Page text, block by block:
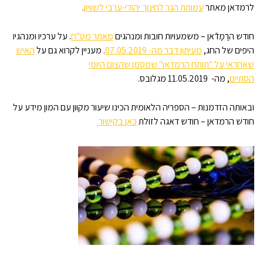
לרמדאן מאתרעמותת הגר לחינוך יהודי-ערבי לשוויון.
חודש הרַמַדֿאן – משמעויות חובות ומנהגיםמאתר מט"ח. על ערכיו ומנהגיו
היפים של החג, מעיתון דבר מה- 07.05.2019 . מעניין לקרוא גם עלהאיש
שאחראי על "תותח הרמדאן" שמסמן שהצום היומי
הסתיים, מה- 11.05.2019 מגלובס.
ובאותה הזדמנות – הספריה הלאומית הכינו שיעור מקוון עם המון מידע על
חודש הרמדאן – חודש דאגה לזולתכאן בקישור.